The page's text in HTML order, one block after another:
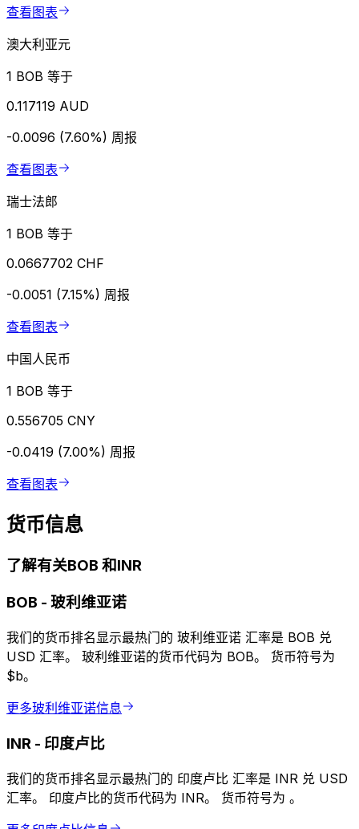
查看图表
澳大利亚元
1 BOB 等于
0.117119 AUD
-0.0096 (7.60%) 周报
查看图表
瑞士法郎
1 BOB 等于
0.0667702 CHF
-0.0051 (7.15%) 周报
查看图表
中国人民币
1 BOB 等于
0.556705 CNY
-0.0419 (7.00%) 周报
查看图表
货币信息
了解有关BOB 和INR
BOB - 玻利维亚诺
我们的货币排名显示最热门的 玻利维亚诺 汇率是 BOB 兑
USD 汇率。 玻利维亚诺的货币代码为 BOB。 货币符号为
$b。
更多玻利维亚诺信息
INR - 印度卢比
我们的货币排名显示最热门的 印度卢比 汇率是 INR 兑 USD
汇率。 印度卢比的货币代码为 INR。 货币符号为 ₹。